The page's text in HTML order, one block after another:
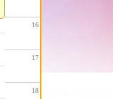
16
17
18